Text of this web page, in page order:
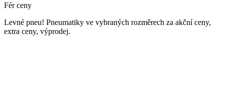
Fér ceny
Levné pneu! Pneumatiky ve vybraných rozměrech za akční ceny,
extra ceny, výprodej.